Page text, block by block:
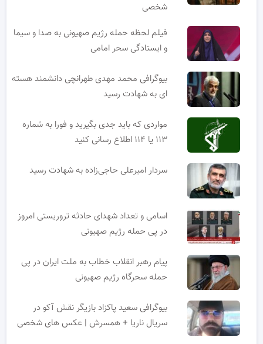
شخصی
فیلم لحظه حمله رژیم صهیونی به صدا و سیما
و ایستادگی سحر امامی
بیوگرافی محمد مهدی طهرانچی دانشمند هسته
ای به شهادت رسید
مواردی که باید جدی بگیرید و فورا به شماره
۱۱۳ یا ۱۱۴ اطلاع رسانی کنید
سردار امیرعلی حاجی‌زاده به شهادت رسید
اسامی و تعداد شهدای حادثه تروریستی امروز
در پی حمله رژیم صهیونی
پیام رهبر انقلاب خطاب به ملت ایران در پی
حمله سحرگاه رژیم صهیونی
بیوگرافی سعید پاکزاد بازیگر نقش آکو در
سریال ناریا + همسرش | عکس های شخصی